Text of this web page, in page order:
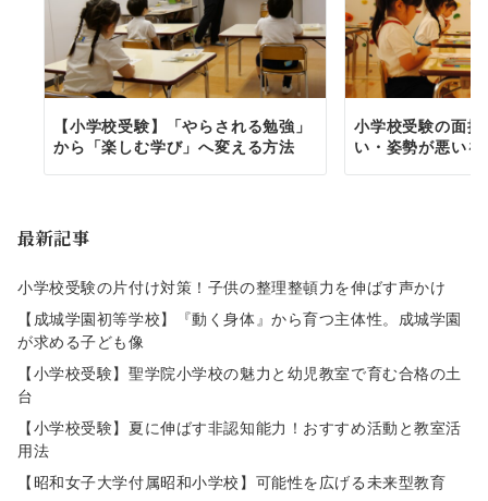
【小学校受験】「やらされる勉強」
から「楽しむ学び」へ変える方法
小学校受験の面
い・姿勢が悪い
最新記事
小学校受験の片付け対策！子供の整理整頓力を伸ばす声かけ
【成城学園初等学校】『動く身体』から育つ主体性。成城学園
が求める子ども像
【小学校受験】聖学院小学校の魅力と幼児教室で育む合格の土
台
【小学校受験】夏に伸ばす非認知能力！おすすめ活動と教室活
用法
【昭和女子大学付属昭和小学校】可能性を広げる未来型教育